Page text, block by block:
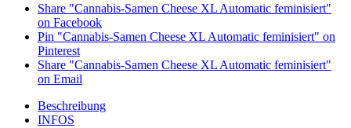
Share "Cannabis-Samen Cheese XL Automatic feminisiert"
on Facebook
Pin "Cannabis-Samen Cheese XL Automatic feminisiert" on
Pinterest
Share "Cannabis-Samen Cheese XL Automatic feminisiert"
on Email
Beschreibung
INFOS